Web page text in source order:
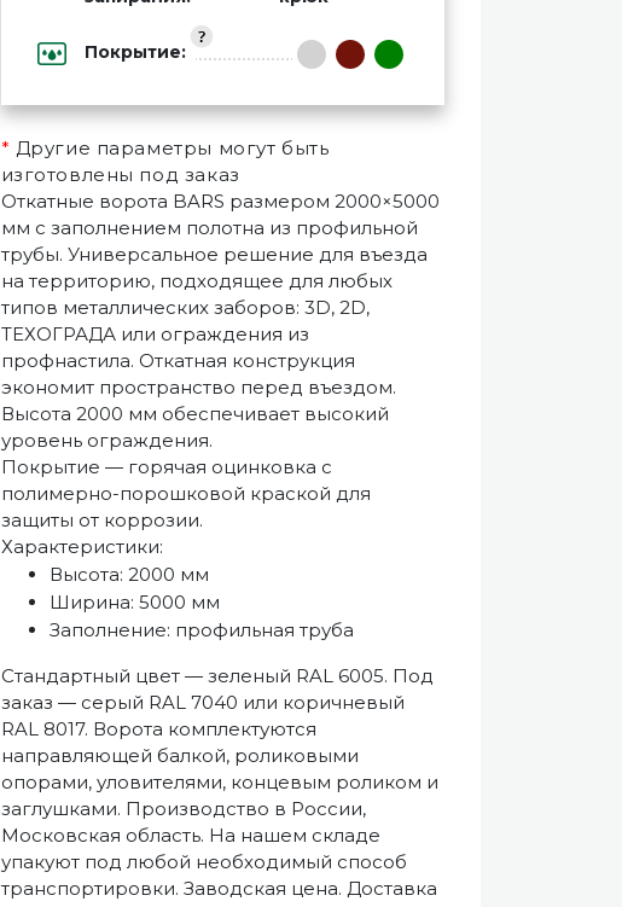
Покрытие:
* Другие параметры могут быть
изготовлены под заказ
Откатные ворота BARS размером 2000×5000
мм с заполнением полотна из профильной
трубы. Универсальное решение для въезда
на территорию, подходящее для любых
типов металлических заборов: 3D, 2D,
ТЕХОГРАДА или ограждения из
профнастила. Откатная конструкция
экономит пространство перед въездом.
Высота 2000 мм обеспечивает высокий
уровень ограждения.
Покрытие — горячая оцинковка с
полимерно-порошковой краской для
защиты от коррозии.
Характеристики:
Высота: 2000 мм
Ширина: 5000 мм
Заполнение: профильная труба
Стандартный цвет — зеленый RAL 6005. Под
заказ — серый RAL 7040 или коричневый
RAL 8017. Ворота комплектуются
направляющей балкой, роликовыми
опорами, уловителями, концевым роликом и
заглушками. Производство в России,
Московская область. На нашем складе
упакуют под любой необходимый способ
транспортировки. Заводская цена. Доставка